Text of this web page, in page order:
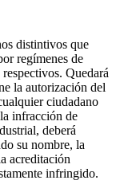
distintivos que
regímenes de
Quedará
la autorización del
ciudadano
infracción de
deberá
su nombre, la
acreditación
infringido.